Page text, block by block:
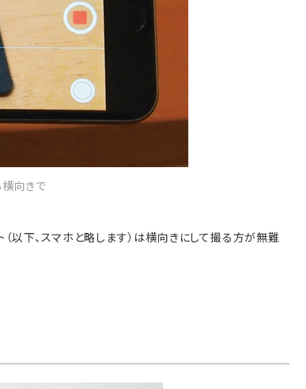
向きで
以下、スマホと略します）は横向きにして撮る方が無難